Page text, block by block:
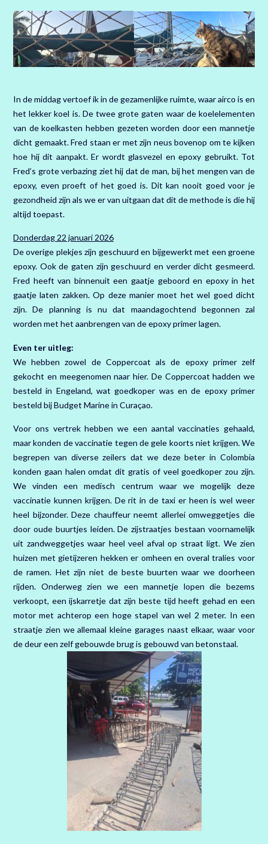
In de middag vertoef ik in de gezamenlijke ruimte, waar airco is en
het lekker koel is. De twee grote gaten waar de koelelementen
van de koelkasten hebben gezeten worden door een mannetje
dicht gemaakt. Fred staan er met zijn neus bovenop om te kijken
hoe hij dit aanpakt. Er wordt glasvezel en epoxy gebruikt. Tot
Fred’s grote verbazing ziet hij dat de man, bij het mengen van de
epoxy, even proeft of het goed is. Dit kan nooit goed voor je
gezondheid zijn als we er van uitgaan dat dit de methode is die hij
altijd toepast.
Donderdag 22 januari 2026
De overige plekjes zijn geschuurd en bijgewerkt met een groene
epoxy. Ook de gaten zijn geschuurd en verder dicht gesmeerd.
Fred heeft van binnenuit een gaatje geboord en epoxy in het
gaatje laten zakken. Op deze manier moet het wel goed dicht
zijn. De planning is nu dat maandagochtend begonnen zal
worden met het aanbrengen van de epoxy primer lagen.
Even ter uitleg:
We hebben zowel de Coppercoat als de epoxy primer zelf
gekocht en meegenomen naar hier. De Coppercoat hadden we
besteld in Engeland, wat goedkoper was en de epoxy primer
besteld bij Budget Marine in Curaçao.
Voor ons vertrek hebben we een aantal vaccinaties gehaald,
maar konden de vaccinatie tegen de gele koorts niet krijgen. We
begrepen van diverse zeilers dat we deze beter in Colombia
konden gaan halen omdat dit gratis of veel goedkoper zou zijn.
We vinden een medisch centrum waar we mogelijk deze
vaccinatie kunnen krijgen. De rit in de taxi er heen is wel weer
heel bijzonder. Deze chauffeur neemt allerlei omweggetjes die
door oude buurtjes leiden. De zijstraatjes bestaan voornamelijk
uit zandweggetjes waar heel veel afval op straat ligt. We zien
huizen met gietijzeren hekken er omheen en overal tralies voor
de ramen. Het zijn niet de beste buurten waar we doorheen
rijden. Onderweg zien we een mannetje lopen die bezems
verkoopt, een ijskarretje dat zijn beste tijd heeft gehad en een
motor met achterop een hoge stapel van wel 2 meter. In een
straatje zien we allemaal kleine garages naast elkaar, waar voor
de deur een zelf gebouwde brug is gebouwd van betonstaal.